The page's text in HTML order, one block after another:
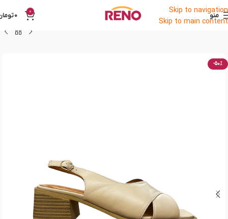
Skip to navigation
Skip to main content
منو 0
0
-50%